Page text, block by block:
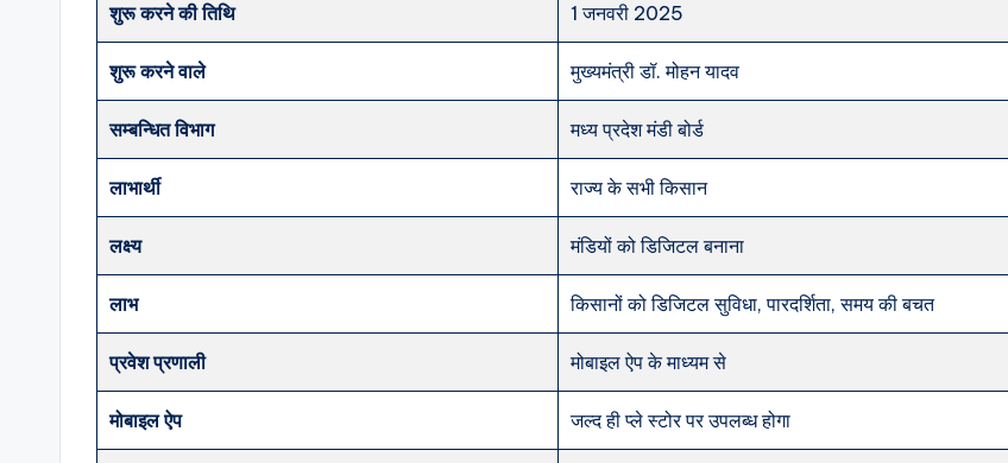
शुरू करने की तिथि 1 जनवरी 2025
शुरू करने वाले मुख्यमंत्री डॉ. मोहन यादव
सम्बन्धित विभाग मध्य प्रदेश मंडी बोर्ड
लाभार्थी राज्य के सभी किसान
लक्ष्य मंडियों को डिजिटल बनाना
लाभ किसानों को डिजिटल सुविधा, पारदर्शिता, समय की बचत
प्रवेश प्रणाली मोबाइल ऐप के माध्यम से
मोबाइल ऐप जल्द ही प्ले स्टोर पर उपलब्ध होगा